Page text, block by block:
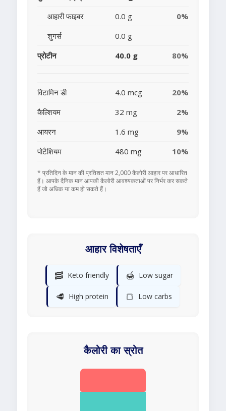
आहारी फाइबर
0.0 g
0%
शुगर्स
0.0 g
प्रोटीन
40.0 g 80%
विटामिन डी 4.0 mcg
20%
कैल्शियम
32 mg
2%
आयरन
1.6 mg
9%
पोटैशियम
480 mg 10%
* प्रतिदिन के मान की प्रतिशत मान 2,000 कैलोरी आहार पर आधारित
हैं। आपके दैनिक मान आपकी कैलोरी आवश्यकताओं पर निर्भर कर सकते
हैं जो अधिक या कम हो सकते हैं।
आहार विशेषताएँ
🥓 Keto friendly 🍯 Low sugar
🥩 High protein 🍞 Low carbs
कैलोरी का स्रोत